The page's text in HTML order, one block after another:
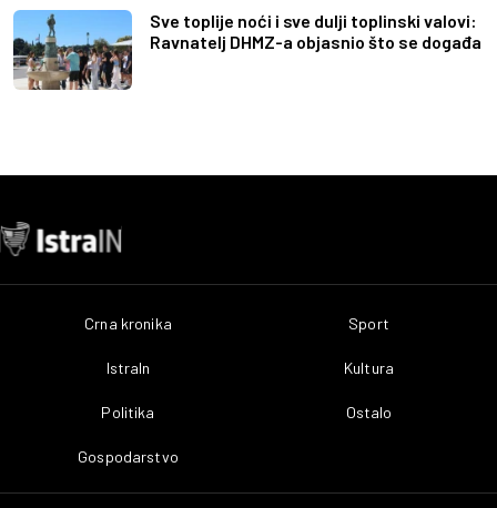
Sve toplije noći i sve dulji toplinski valovi:
Ravnatelj DHMZ-a objasnio što se događa
Crna kronika
IstraIn
Politika
Gospodarstvo
Sport
Kultura
Ostalo